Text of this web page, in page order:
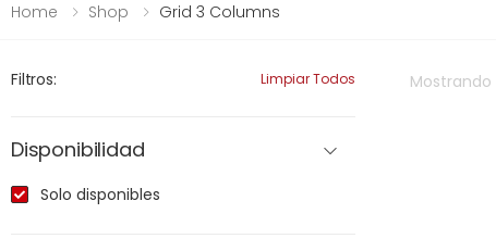
Home Shop Grid 3 Columns
Mostrando
Filtros: Limpiar Todos
Disponibilidad
Solo disponibles